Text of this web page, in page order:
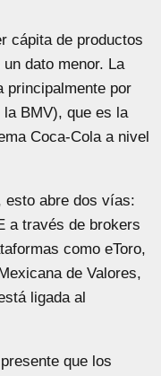
cápita de productos
dato menor. La
principalmente por
BMV), que es la
Coca-Cola a nivel
esto abre dos vías:
a través de brokers
como eToro,
de Valores,
ligada al
que los